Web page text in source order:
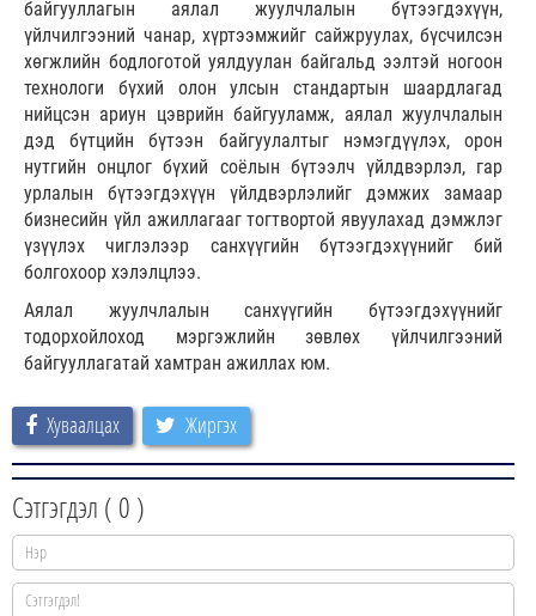
байгууллагын аялал жуулчлалын бүтээгдэхүүн,
үйлчилгээний чанар, хүртээмжийг сайжруулах, бүсчилсэн
хөгжлийн бодлоготой уялдуулан байгальд ээлтэй ногоон
технологи бүхий олон улсын стандартын шаардлагад
нийцсэн ариун цэврийн байгууламж, аялал жуулчлалын
дэд бүтцийн бүтээн байгуулалтыг нэмэгдүүлэх, орон
нутгийн онцлог бүхий соёлын бүтээлч үйлдвэрлэл, гар
урлалын бүтээгдэхүүн үйлдвэрлэлийг дэмжих замаар
бизнесийн үйл ажиллагааг тогтвортой явуулахад дэмжлэг
үзүүлэх чиглэлээр санхүүгийн бүтээгдэхүүнийг бий
болгохоор хэлэлцлээ.
Аялал жуулчлалын санхүүгийн бүтээгдэхүүнийг
тодорхойлоход мэргэжлийн зөвлөх үйлчилгээний
байгууллагатай хамтран ажиллах юм.
Хуваалцах Жиргэх
Сэтгэгдэл ( 0 )